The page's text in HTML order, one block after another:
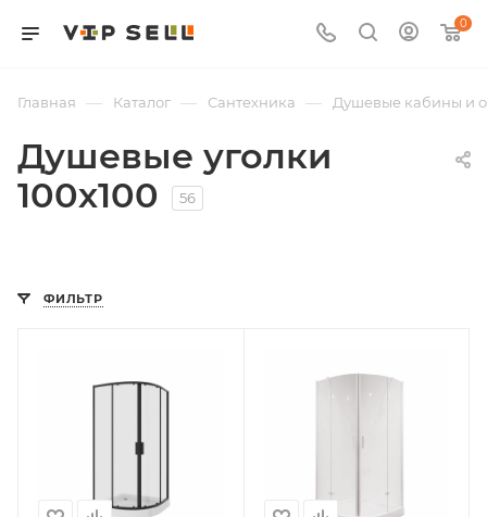
0
Главная — Каталог — Сантехника — Душевые кабины и
Душевые уголки
100х100
56
ФИЛЬТР